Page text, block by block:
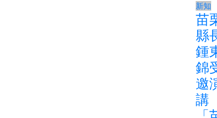
新知
苗
縣
鍾
錦
邀
講